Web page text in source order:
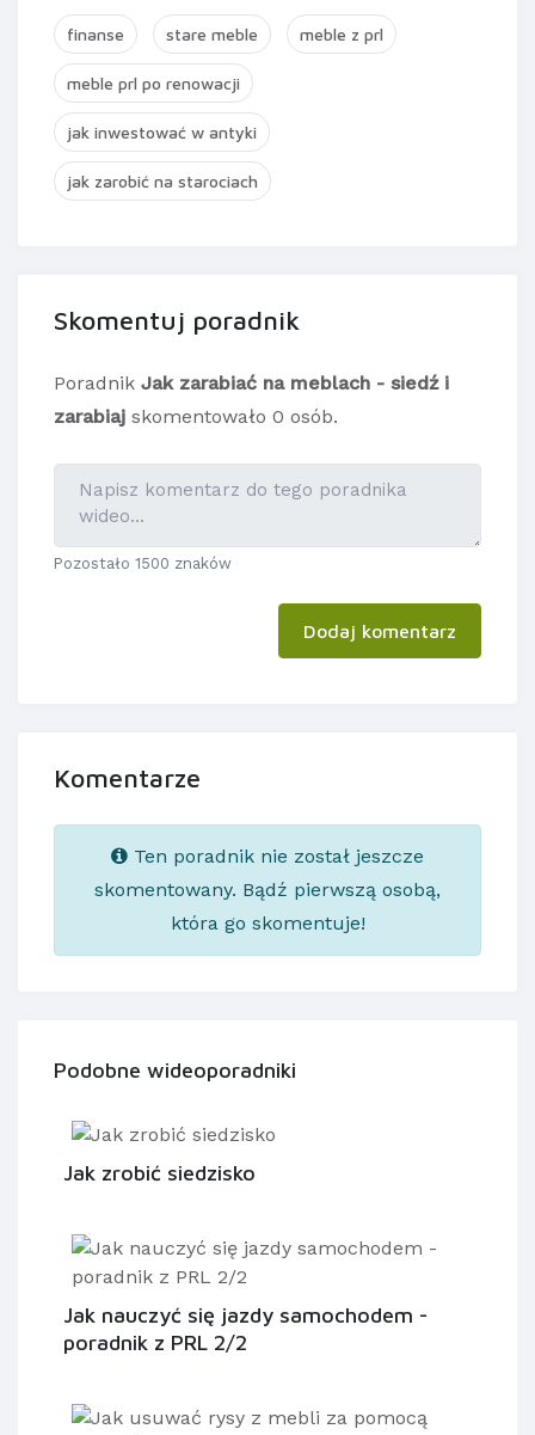
finanse stare meble meble z prl
meble prl po renowacji
jak inwestować w antyki
jak zarobić na starociach
Skomentuj poradnik
Poradnik Jak zarabiać na meblach - siedź i
zarabiaj skomentowało 0 osób.
Pozostało 1500 znaków
Dodaj komentarz
Komentarze
Ten poradnik nie został jeszcze
skomentowany. Bądź pierwszą osobą,
która go skomentuje!
Podobne wideoporadniki
Jak zrobić siedzisko
Jak nauczyć się jazdy samochodem -
poradnik z PRL 2/2